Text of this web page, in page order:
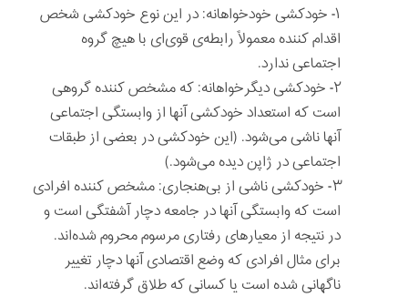
۱- خودکشی خودخواهانه: در این نوع خودکشی شخص
اقدام کننده معمولاً رابطه‌ی قوی‌ای با هیچ گروه
اجتماعی ندارد.
۲- خودکشی دیگرخواهانه: که مشخص کننده گروهی
است که استعداد خودکشی آنها از وابستگی اجتماعی
آنها ناشی می‌شود. (این خودکشی در بعضی از طبقات
اجتماعی در ژاپن دیده می‌شود.)
۳- خودکشی ناشی از بی‌هنجاری: مشخص کننده افرادی
است که وابستگی آنها در جامعه دچار آشفتگی است و
در نتیجه از معیارهای رفتاری مرسوم محروم شده‌اند.
برای مثال افرادی که وضع اقتصادی آنها دچار تغییر
ناگهانی شده است یا کسانی که طلاق گرفته‌اند.